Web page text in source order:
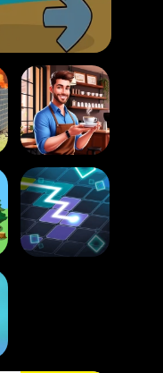
لعبة محاكي إدارة
مقهى